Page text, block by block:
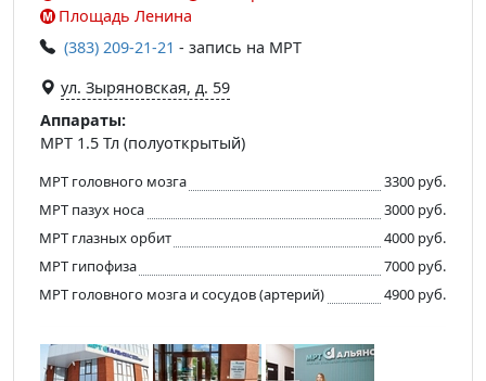
Площадь Ленина
(383) 209-21-21 - запись на МРТ
ул. Зыряновская, д. 59
Аппараты:
МРТ 1.5 Тл (полуоткрытый)
МРТ головного мозга
3300 руб.
МРТ пазух носа
3000 руб.
МРТ глазных орбит
4000 руб.
МРТ гипофиза
7000 руб.
МРТ головного мозга и сосудов (артерий)
4900 руб.